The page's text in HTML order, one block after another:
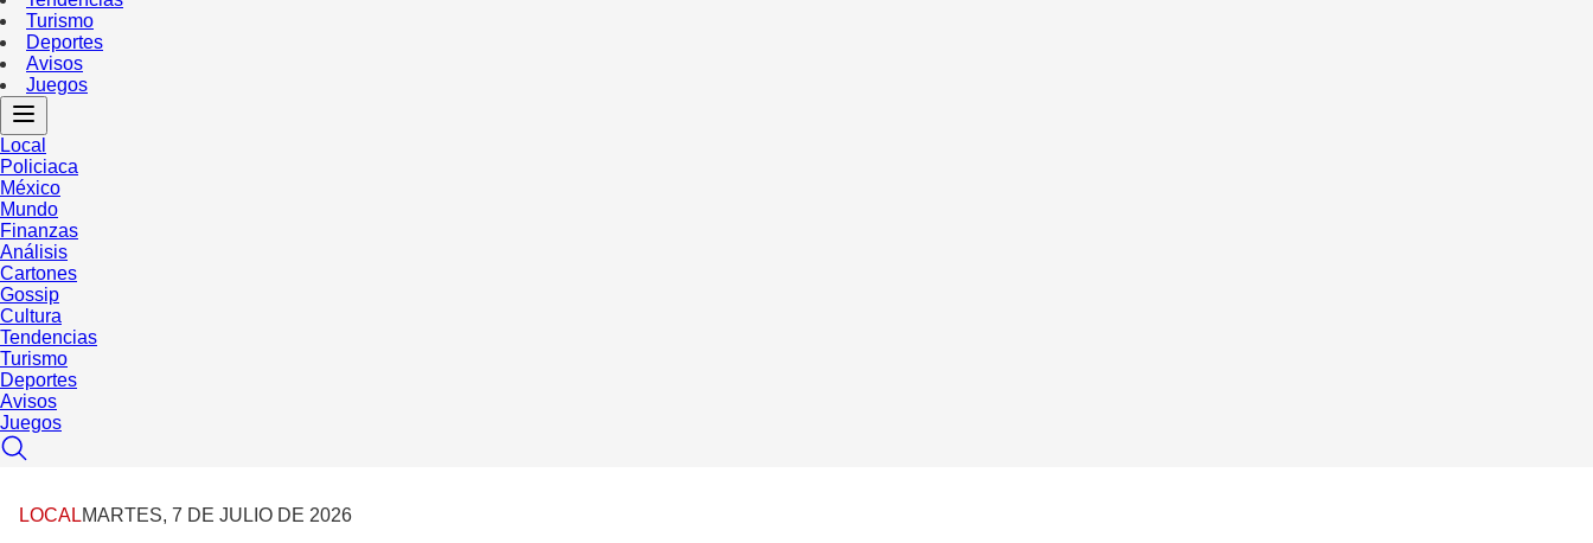
Turismo
Deportes
Avisos
Juegos
Local
Policiaca
México
Mundo
Finanzas
Análisis
Cartones
Gossip
Cultura
Tendencias
Turismo
Deportes
Avisos
Juegos
LOCALMARTES, 7 DE JULIO DE 2026